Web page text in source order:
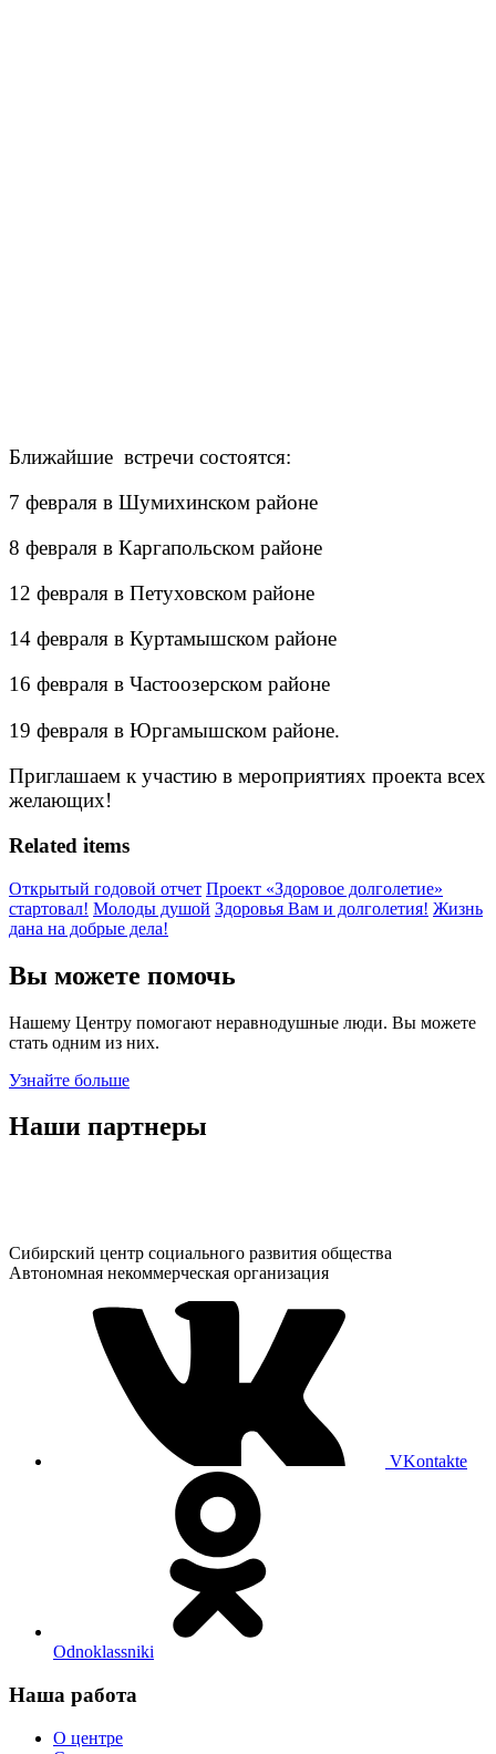
Ближайшие встречи состоятся:
7 февраля в Шумихинском районе
8 февраля в Каргапольском районе
12 февраля в Петуховском районе
14 февраля в Куртамышском районе
16 февраля в Частоозерском районе
19 февраля в Юргамышском районе.
Приглашаем к участию в мероприятиях проекта всех
желающих!
Related items
Открытый годовой отчет Проект «Здоровое долголетие»
стартовал! Молоды душой Здоровья Вам и долголетия! Жизнь
дана на добрые дела!
Вы можете помочь
Нашему Центру помогают неравнодушные люди. Вы можете
стать одним из них.
Узнайте больше
Наши партнеры
Сибирский центр социального развития общества
Автономная некоммерческая организация
VKontakte
Odnoklassniki
Наша работа
О центре